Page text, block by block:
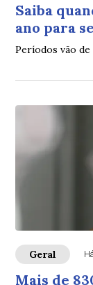
Saiba
ano para
Períodos vão de
Geral
Mais de